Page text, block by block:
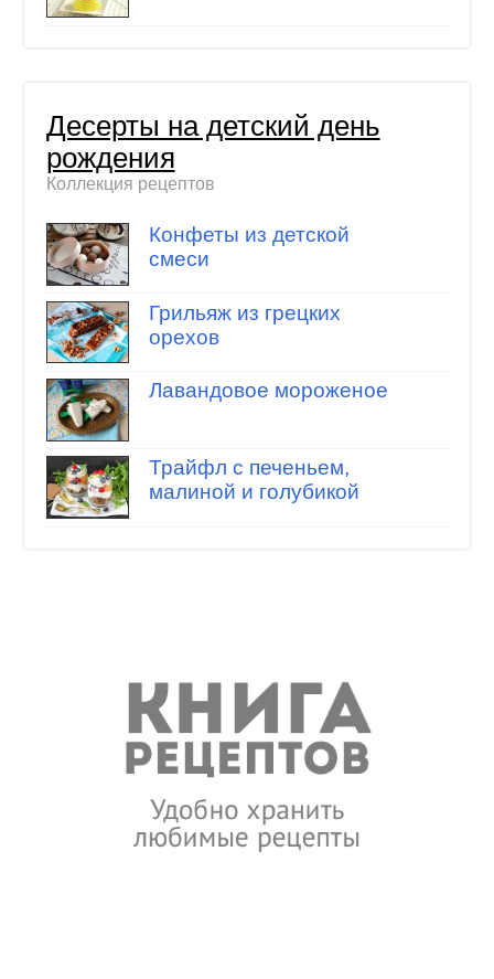
Десерты на детский день
рождения
Коллекция рецептов
Конфеты из детской
смеси
Грильяж из грецких
орехов
Лавандовое мороженое
Трайфл с печеньем,
малиной и голубикой